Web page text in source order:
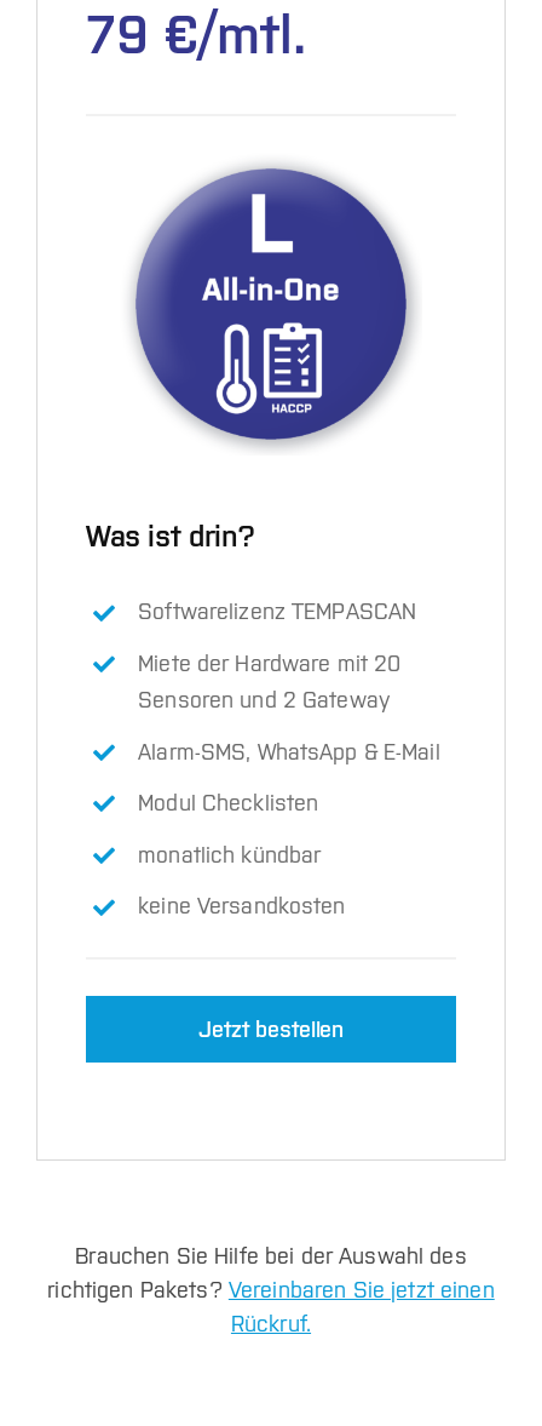
79 €/mtl.
Was ist drin?
Softwarelizenz TEMPASCAN
Miete der Hardware mit 20
Sensoren und 2 Gateway
Alarm-SMS, WhatsApp & E-Mail
Modul Checklisten
monatlich kündbar
keine Versandkosten
Jetzt bestellen
Brauchen Sie Hilfe bei der Auswahl des
richtigen Pakets? Vereinbaren Sie jetzt einen
Rückruf.